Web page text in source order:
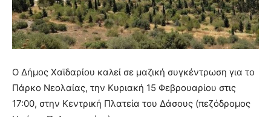
Ο Δήμος Χαϊδαρίου καλεί σε μαζική συγκέντρωση για το
Πάρκο Νεολαίας, την Κυριακή 15 Φεβρουαρίου στις
17:00, στην Κεντρική Πλατεία του Δάσους (πεζόδρομος